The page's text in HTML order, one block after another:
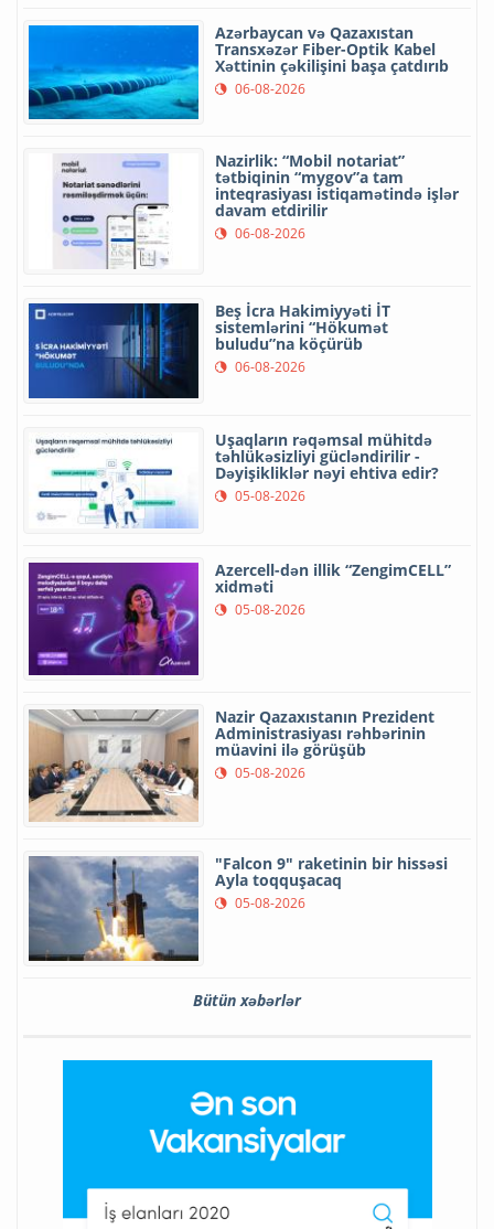
Azərbaycan və Qazaxıstan
Transxəzər Fiber-Optik Kabel
Xəttinin çəkilişini başa çatdırıb
06-08-2026
Nazirlik: “Mobil notariat”
tətbiqinin “mygov”a tam
inteqrasiyası istiqamətində işlər
davam etdirilir
06-08-2026
Beş İcra Hakimiyyəti İT
sistemlərini “Hökumət
buludu”na köçürüb
06-08-2026
Uşaqların rəqəmsal mühitdə
təhlükəsizliyi gücləndirilir -
Dəyişikliklər nəyi ehtiva edir?
05-08-2026
Azercell-dən illik “ZengimCELL”
xidməti
05-08-2026
Nazir Qazaxıstanın Prezident
Administrasiyası rəhbərinin
müavini ilə görüşüb
05-08-2026
"Falcon 9" raketinin bir hissəsi
Ayla toqquşacaq
05-08-2026
Bütün xəbərlər